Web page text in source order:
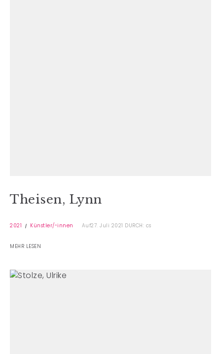
Theisen, Lynn
2021 Künstler/-innen Auf27. Juli 2021 DURCH: cs
MEHR LESEN